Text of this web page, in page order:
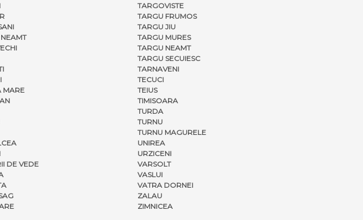
MARE
DE VEDE
TARGOVISTE
TARGU FRUMOS
TARGU JIU
TARGU MURES
TARGU NEAMT
TARGU SECUIESC
TARNAVENI
TECUCI
TEIUS
TIMISOARA
TURDA
TURNU
TURNU MAGURELE
UNIREA
URZICENI
VARSOLT
VASLUI
VATRA DORNEI
ZALAU
ZIMNICEA